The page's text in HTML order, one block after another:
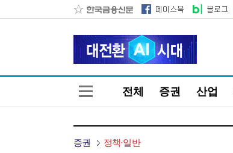
전체 증권 산업
증권 정책·일반